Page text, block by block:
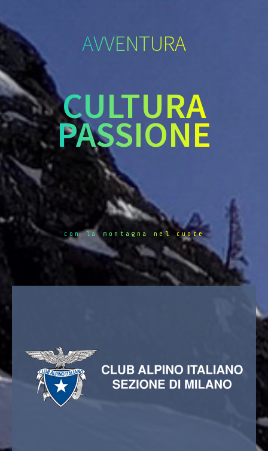
AVVENTURA
CULTURA
PASSIONE
con la montagna nel cuore